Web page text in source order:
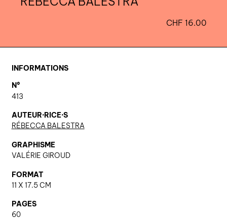
qui sommes-nous? ↓
engagement durable
CHF 16.00
INFORMATIONS
N°
413
AUTEUR·RICE·S
RÉBECCA BALESTRA
GRAPHISME
VALÉRIE GIROUD
FORMAT
11 X 17.5 CM
PAGES
60